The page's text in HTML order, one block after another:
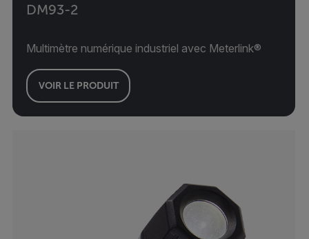
DM93-2
Multimètre numérique industriel avec Meterlink®
VOIR LE PRODUIT